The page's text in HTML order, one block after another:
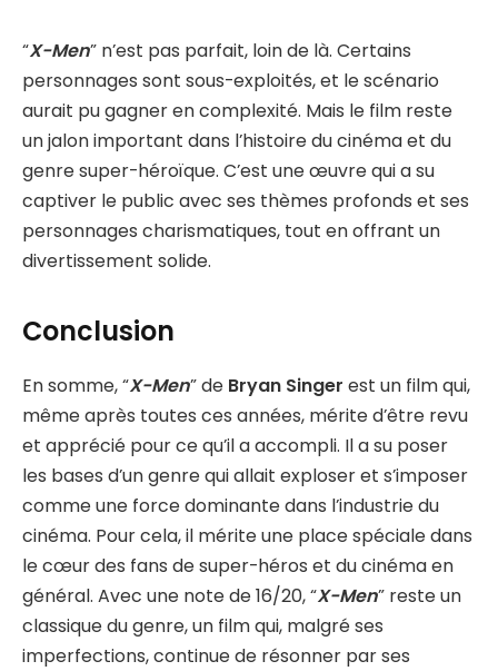
“X-Men” n’est pas parfait, loin de là. Certains
personnages sont sous-exploités, et le scénario
aurait pu gagner en complexité. Mais le film reste
un jalon important dans l’histoire du cinéma et du
genre super-héroïque. C’est une œuvre qui a su
captiver le public avec ses thèmes profonds et ses
personnages charismatiques, tout en offrant un
divertissement solide.
Conclusion
En somme, “X-Men” de Bryan Singer est un film qui,
même après toutes ces années, mérite d’être revu
et apprécié pour ce qu’il a accompli. Il a su poser
les bases d’un genre qui allait exploser et s’imposer
comme une force dominante dans l’industrie du
cinéma. Pour cela, il mérite une place spéciale dans
le cœur des fans de super-héros et du cinéma en
général. Avec une note de 16/20, “X-Men” reste un
classique du genre, un film qui, malgré ses
imperfections, continue de résonner par ses